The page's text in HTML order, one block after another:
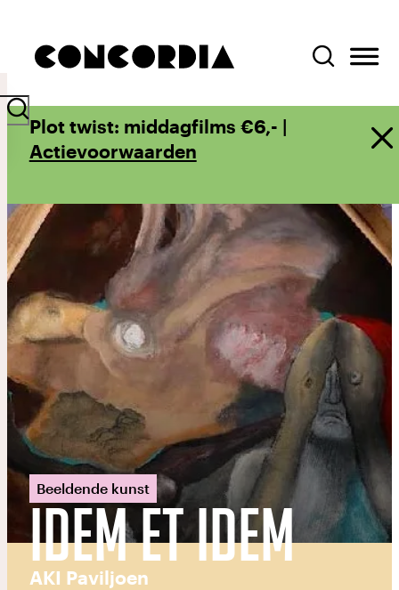
Plot twist: middagfilms €6,- |
Actievoorwaarden
Idem et Idem
AKI Paviljoen
Beeldende kunst